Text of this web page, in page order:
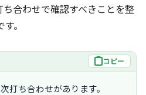
合わせで確認すべきことを整
。
コピー
打ち合わせがあります。